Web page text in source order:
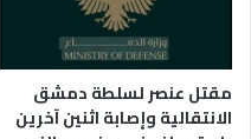
مقتل عنصر لسلطة دمشق
الانتقالية وإصابة اثنين آخرين